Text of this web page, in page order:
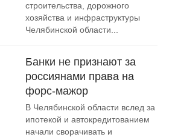
строительства, дорожного
хозяйства и инфраструктуры
Челябинской области...
Банки не признают за
россиянами права на
форс-мажор
В Челябинской области вслед за
ипотекой и автокредитованием
начали сворачивать и